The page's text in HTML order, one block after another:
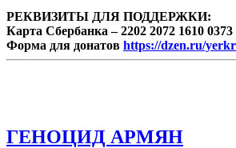
оправдан, ...
РЕКВИЗИТЫ ДЛЯ ПОДДЕРЖКИ:
Карта Сбербанка – 2202 2072 1610 0373
Форма для донатов https://dzen.ru/
ГЕНОЦИД АРМЯН